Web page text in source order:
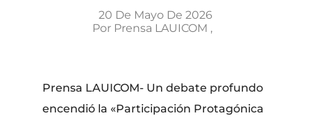
20 De Mayo De 2026
Por Prensa LAUICOM
Prensa LAUICOM- Un debate profundo
encendió la «Participación Protagónica